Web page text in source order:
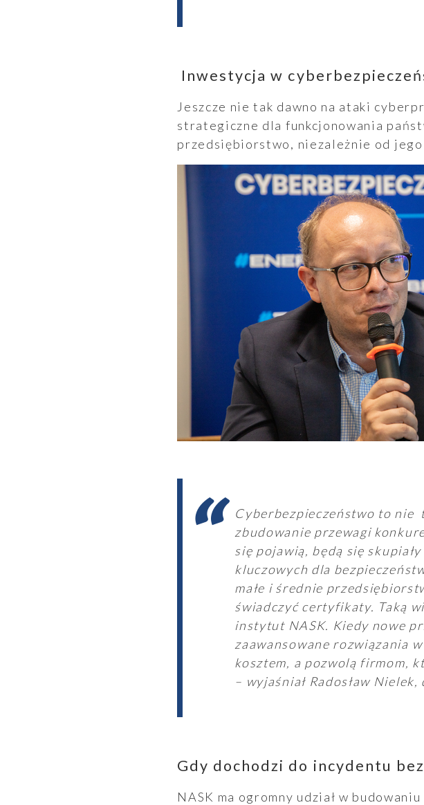
Inwestycja w
Jeszcze nie tak dawno na ataki
strategiczne dla funkcjonowania
przedsiębiorstwo, niezależnie od
Cyberbezpieczeństwo to nie
zbudowanie przewagi
się pojawią, będą się
kluczowych dla
małe i średnie
świadczyć certyfikaty. Taką
instytut NASK. Kiedy nowe
zaawansowane rozwiązania
kosztem, a pozwolą firmom,
– wyjaśniał Radosław
Gdy dochodzi do incydentu
NASK ma ogromny udział w